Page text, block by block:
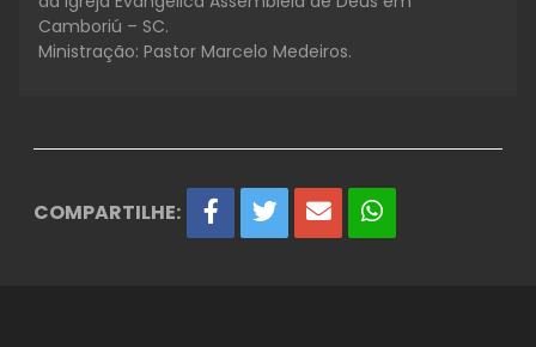
Camboriú – SC.
Ministração: Pastor Marcelo Medeiros.
COMPARTILHE: